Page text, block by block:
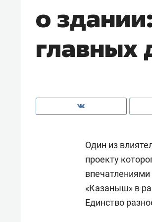
о
главных
Один из
проекту
«Казаныш» в
Единство
рынки,
чем
Как ГК «МИР ГРУПП» и ВТБ
создают оазис жилого